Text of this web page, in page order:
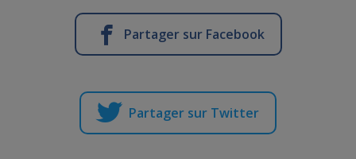
Partager sur Facebook
Partager sur Twitter